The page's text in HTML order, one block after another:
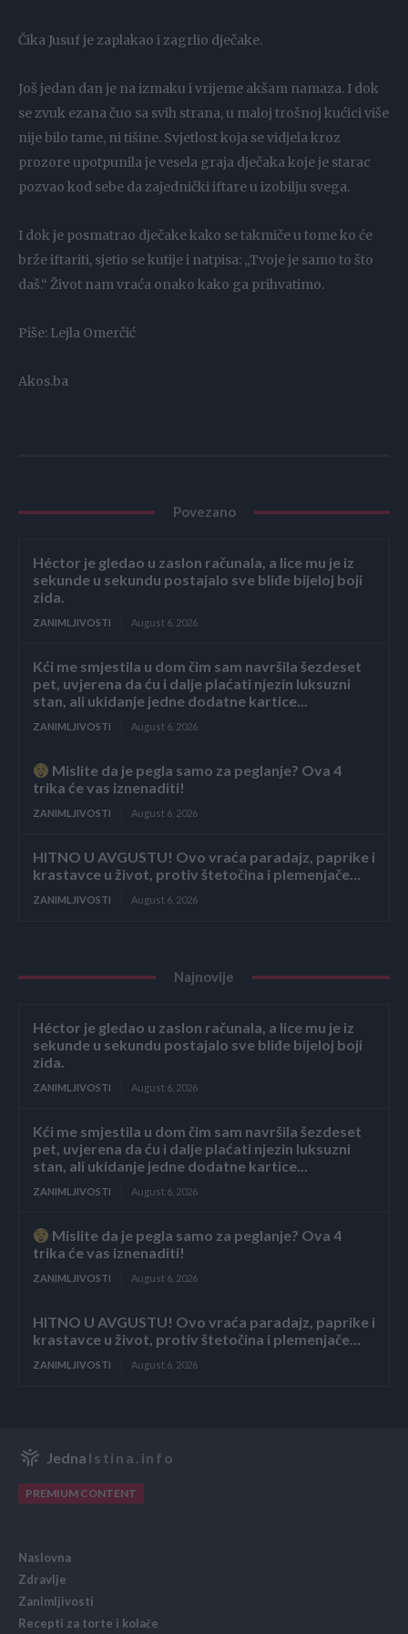
Čika Jusuf je zaplakao i zagrlio dječake.
Još jedan dan je na izmaku i vrijeme akšam namaza. I dok
se zvuk ezana čuo sa svih strana, u maloj trošnoj kućici više
nije bilo tame, ni tišine. Svjetlost koja se vidjela kroz
prozore upotpunila je vesela graja dječaka koje je starac
pozvao kod sebe da zajednički iftare u izobilju svega.
I dok je posmatrao dječake kako se takmiče u tome ko će
brže iftariti, sjetio se kutije i natpisa: „Tvoje je samo to što
daš.“ Život nam vraća onako kako ga prihvatimo.
Piše: Lejla Omerčić
Akos.ba
Povezano
Héctor je gledao u zaslon računala, a lice mu je iz
sekunde u sekundu postajalo sve bliđe bijeloj boji
zida.
ZANIMLJIVOSTI August 6, 2026
Kći me smjestila u dom čim sam navršila šezdeset
pet, uvjerena da ću i dalje plaćati njezin luksuzni
stan, ali ukidanje jedne dodatne kartice...
ZANIMLJIVOSTI August 6, 2026
Mislite da je pegla samo za peglanje? Ova 4
trika će vas iznenaditi!
ZANIMLJIVOSTI August 6, 2026
HITNO U AVGUSTU! Ovo vraća paradajz, paprike i
krastavce u život, protiv štetočina i plemenjače…
ZANIMLJIVOSTI August 6, 2026
Najnovije
Héctor je gledao u zaslon računala, a lice mu je iz
sekunde u sekundu postajalo sve bliđe bijeloj boji
zida.
ZANIMLJIVOSTI August 6, 2026
Kći me smjestila u dom čim sam navršila šezdeset
pet, uvjerena da ću i dalje plaćati njezin luksuzni
stan, ali ukidanje jedne dodatne kartice...
ZANIMLJIVOSTI August 6, 2026
Mislite da je pegla samo za peglanje? Ova 4
trika će vas iznenaditi!
ZANIMLJIVOSTI August 6, 2026
HITNO U AVGUSTU! Ovo vraća paradajz, paprike i
krastavce u život, protiv štetočina i plemenjače…
ZANIMLJIVOSTI August 6, 2026
Jedna Istina.info
PREMIUM CONTENT
Naslovna
Zdravlje
Zanimljivosti
Recepti za torte i kolače